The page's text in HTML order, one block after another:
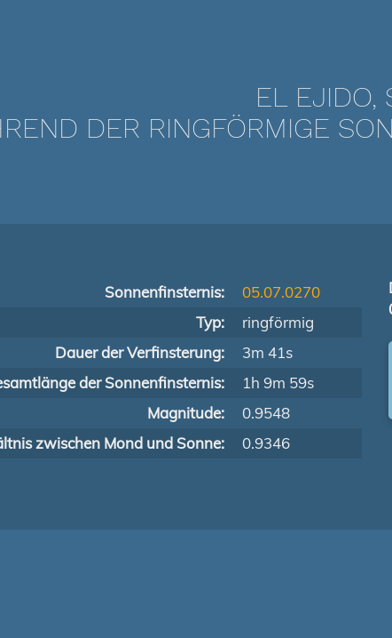
EL EJIDO,
DER RINGFÖRMIGE
Sonnenfinsternis:
05.07.0270
Typ:
ringförmig
Dauer der Verfinsterung:
3m 41s
der Sonnenfinsternis:
1h 9m 59s
Magnitude:
0.9548
zwischen Mond und Sonne:
0.9346